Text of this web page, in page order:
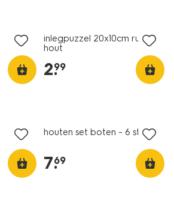
inlegpuzzel 20x10cm rups
hout
2.
99
houten set boten - 6 stuks
7.
69